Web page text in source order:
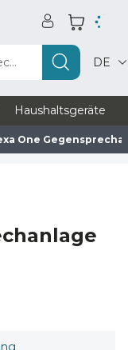
DE
Haushaltsgeräte
One